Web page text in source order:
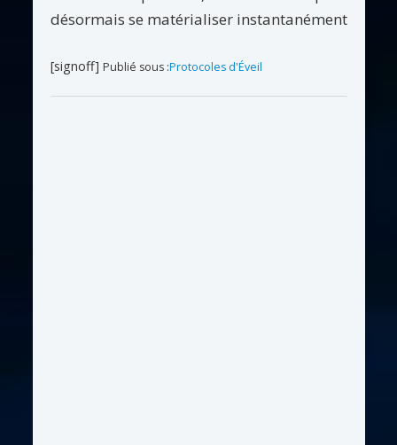
désormais se matérialiser instantanément
[signoff] Publié sous :Protocoles d'Éveil